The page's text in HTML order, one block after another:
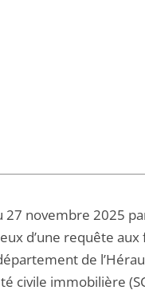
27 novembre 2025
d’une requête aux
de
civile immobilière